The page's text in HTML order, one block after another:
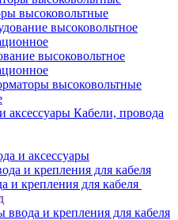
высоковольтные
высоковольтное
высоковольтные
Кабели, провода
и аксессуары
и крепления для кабеля
ввода и крепления для кабеля